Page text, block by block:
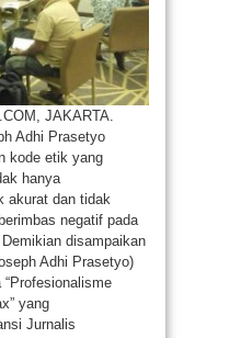
JAKARTA.
Adhi Prasetyo
kode etik yang
hanya
akurat dan tidak
negatif pada
disampaikan
Adhi Prasetyo)
yang
Jurnalis